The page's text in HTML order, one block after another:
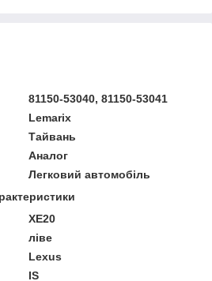
81150-53040, 81150-53041
Lemarix
Тайвань
Аналог
Легковий автомобіль
XE20
ліве
Lexus
IS